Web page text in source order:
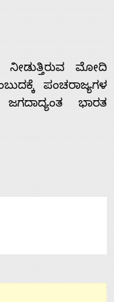
ಮೋದಿ
ಪಂಚರಾಜ್ಯಗಳ
ಭಾರತ